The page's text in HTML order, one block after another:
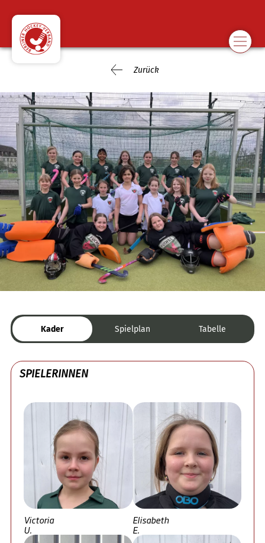
Zurück
Kader Spielplan Tabelle
SPIELERINNEN
Victoria
U.
Elisabeth
E.